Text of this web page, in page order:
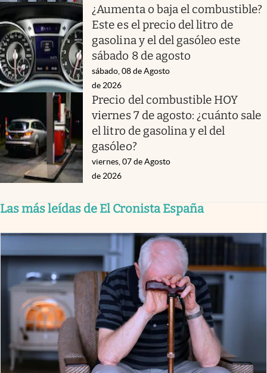
¿Aumenta o baja el combustible?
Este es el precio del litro de
gasolina y el del gasóleo este
sábado 8 de agosto
sábado, 08 de Agosto
de 2026
Precio del combustible HOY
viernes 7 de agosto: ¿cuánto sale
el litro de gasolina y el del
gasóleo?
viernes, 07 de Agosto
de 2026
Las más leídas de El Cronista España